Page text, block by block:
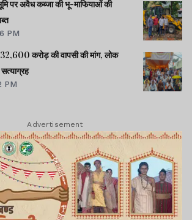
पर अवैध कब्जा की भू-माफियाओं की
PM
करोड़ की वापसी की मांग, लोक
PM
Advertisement